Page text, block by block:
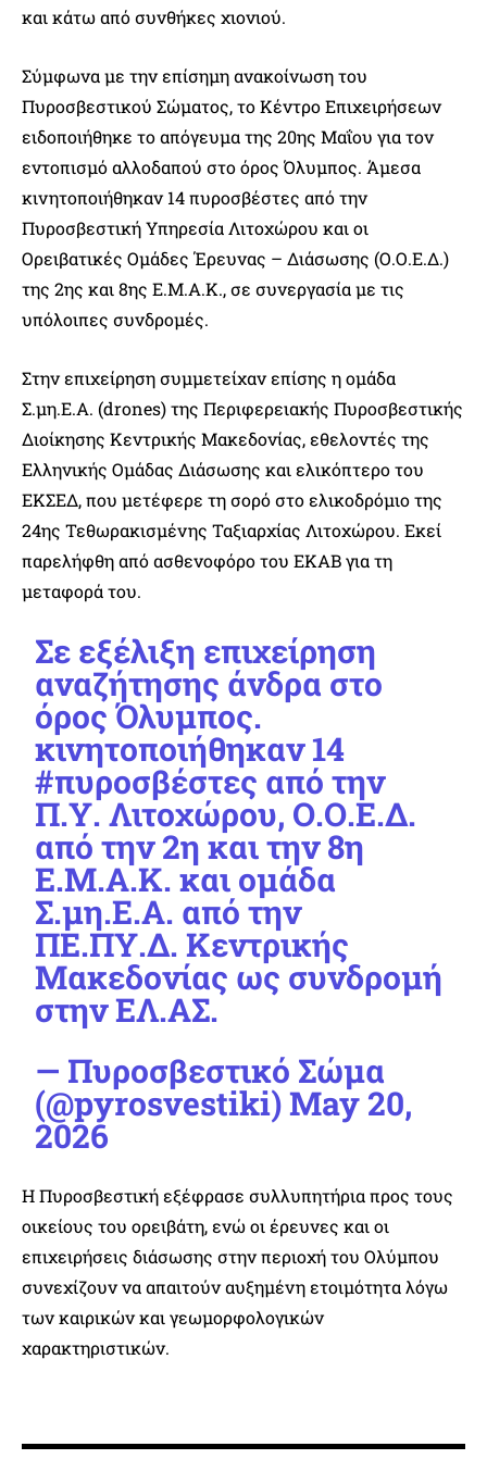
και κάτω από συνθήκες χιονιού.
Σύμφωνα με την επίσημη ανακοίνωση του
Πυροσβεστικού Σώματος, το Κέντρο Επιχειρήσεων
ειδοποιήθηκε το απόγευμα της 20ης Μαΐου για τον
εντοπισμό αλλοδαπού στο όρος Όλυμπος. Άμεσα
κινητοποιήθηκαν 14 πυροσβέστες από την
Πυροσβεστική Υπηρεσία Λιτοχώρου και οι
Ορειβατικές Ομάδες Έρευνας – Διάσωσης (Ο.Ο.Ε.Δ.)
της 2ης και 8ης Ε.Μ.Α.Κ., σε συνεργασία με τις
υπόλοιπες συνδρομές.
Στην επιχείρηση συμμετείχαν επίσης η ομάδα
Σ.μη.Ε.Α. (drones) της Περιφερειακής Πυροσβεστικής
Διοίκησης Κεντρικής Μακεδονίας, εθελοντές της
Ελληνικής Ομάδας Διάσωσης και ελικόπτερο του
ΕΚΣΕΔ, που μετέφερε τη σορό στο ελικοδρόμιο της
24ης Τεθωρακισμένης Ταξιαρχίας Λιτοχώρου. Εκεί
παρελήφθη από ασθενοφόρο του ΕΚΑΒ για τη
μεταφορά του.
Σε εξέλιξη επιχείρηση
αναζήτησης άνδρα στο
όρος Όλυμπος.
κινητοποιήθηκαν 14
#πυροσβέστες από την
Π.Υ. Λιτοχώρου, Ο.Ο.Ε.Δ.
από την 2η και την 8η
Ε.Μ.Α.Κ. και ομάδα
Σ.μη.Ε.Α. από την
ΠΕ.ΠΥ.Δ. Κεντρικής
Μακεδονίας ως συνδρομή
στην ΕΛ.ΑΣ.
— Πυροσβεστικό Σώμα
(@pyrosvestiki)May 20,
2026
Η Πυροσβεστική εξέφρασε συλλυπητήρια προς τους
οικείους του ορειβάτη, ενώ οι έρευνες και οι
επιχειρήσεις διάσωσης στην περιοχή του Ολύμπου
συνεχίζουν να απαιτούν αυξημένη ετοιμότητα λόγω
των καιρικών και γεωμορφολογικών
χαρακτηριστικών.